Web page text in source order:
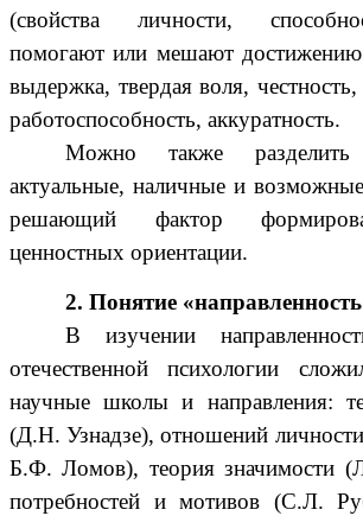
(свойства личности,
помогают или мешают
выдержка, твердая воля, честность,
работоспособность, аккуратность.
Можно также
актуальные, наличные и
решающий фактор
ценностных ориентации.
2. Понятие
В изучении
отечественной психологии
научные школы и направления:
(Д.Н. Узнадзе), отношений
Б.Ф. Ломов), теория значимости
потребностей и мотивов (С.Л.